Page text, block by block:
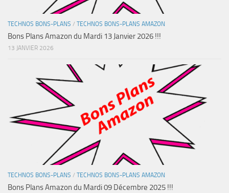
TECHNOS BONS-PLANS / TECHNOS BONS-PLANS AMAZON
Bons Plans Amazon du Mardi 13 Janvier 2026 !!!
13 JANVIER 2026
TECHNOS BONS-PLANS / TECHNOS BONS-PLANS AMAZON
Bons Plans Amazon du Mardi 09 Décembre 2025 !!!